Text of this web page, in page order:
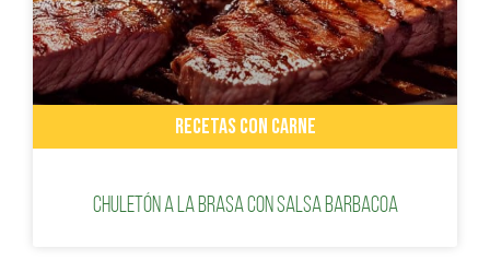
RECETAS CON CARNE
Chuletón a la brasa con salsa barbacoa